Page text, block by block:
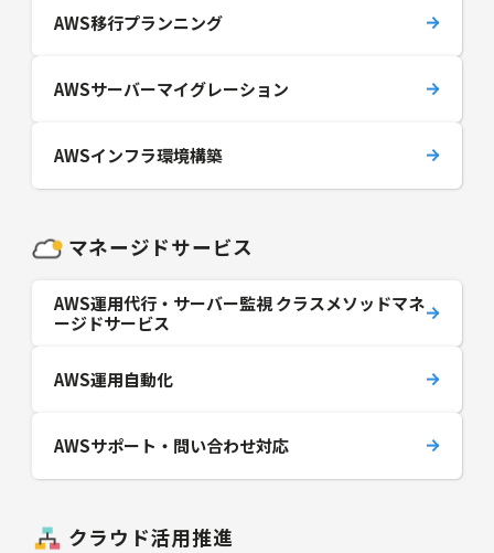
AWS移行プランニング
AWSサーバーマイグレーション
AWSインフラ環境構築
マネージドサービス
AWS運用代行・サーバー監視 クラスメソッドマネ
ージドサービス
AWS運用自動化
AWSサポート・問い合わせ対応
クラウド活用推進